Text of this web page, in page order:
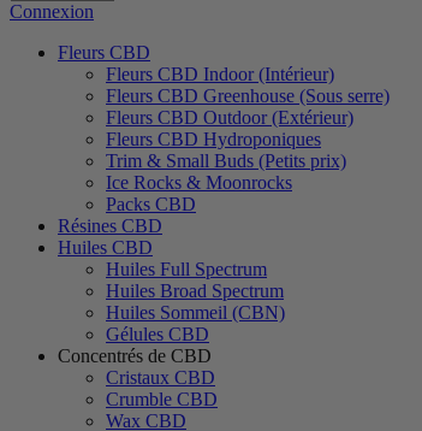
Connexion
Fleurs CBD
Fleurs CBD Indoor (Intérieur)
Fleurs CBD Greenhouse (Sous serre)
Fleurs CBD Outdoor (Extérieur)
Fleurs CBD Hydroponiques
Trim & Small Buds (Petits prix)
Ice Rocks & Moonrocks
Packs CBD
Résines CBD
Huiles CBD
Huiles Full Spectrum
Huiles Broad Spectrum
Huiles Sommeil (CBN)
Gélules CBD
Concentrés de CBD
Cristaux CBD
Crumble CBD
Wax CBD